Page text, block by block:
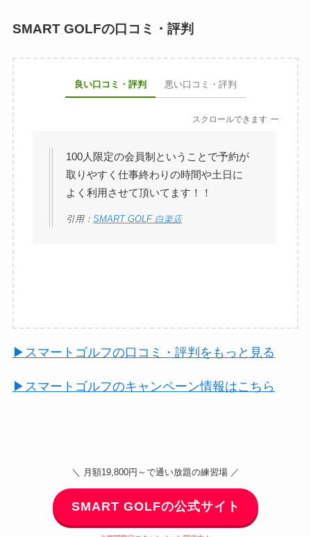
SMART GOLFの口コミ・評判
良い口コミ・評判 悪い口コミ・評判
スクロールできます
100人限定の会員制ということで予約が
取りやすく仕事終わりの時間や土日に
よく利用させて頂いてます！！
引用：SMART GOLF 白楽店
▶︎スマートゴルフの口コミ・評判をもっと見る
▶︎スマートゴルフのキャンペーン情報はこちら
＼ 月額19,800円～で通い放題の練習場 ／
SMART GOLFの公式サイト